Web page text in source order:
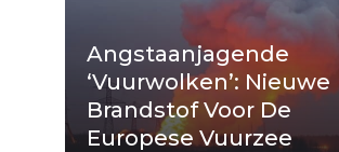
Angstaanjagende
‘vuurwolken’: Nieuwe
Brandstof Voor De
Europese Vuurzee